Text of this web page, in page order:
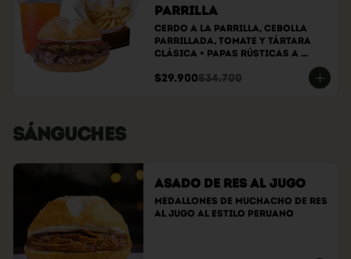
parrilla
Cerdo a la parrilla, cebolla
parrillada, tomate y tártara
clásica + papas rústicas a
$29.900$34.700
SÁNGUCHES
Asado de Res al Jugo
Medallones de muchacho de res
al jugo al estilo peruano